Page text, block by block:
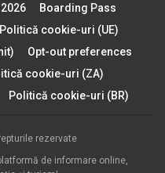
Boarding Pass
Politică cookie-uri (UE)
Opt-out preferences
cookie-uri (ZA)
Politică cookie-uri (BR)
rezervate
de informare online,